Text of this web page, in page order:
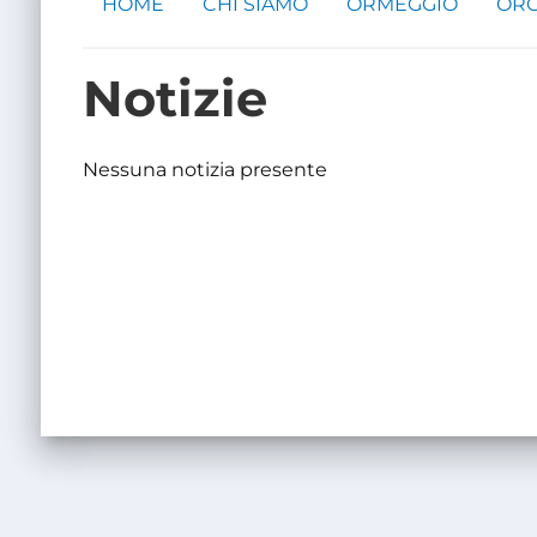
Notizie
Nessuna notizia presente